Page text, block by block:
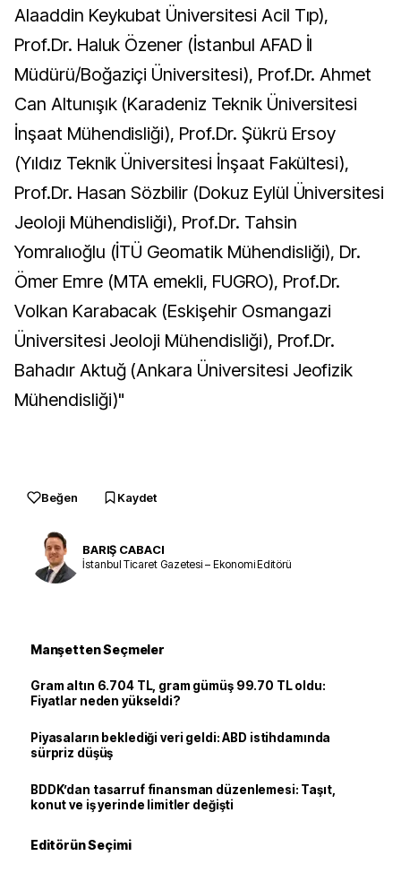
Alaaddin Keykubat Üniversitesi Acil Tıp),
Prof.Dr. Haluk Özener (İstanbul AFAD İl
Müdürü/Boğaziçi Üniversitesi), Prof.Dr. Ahmet
Can Altunışık (Karadeniz Teknik Üniversitesi
İnşaat Mühendisliği), Prof.Dr. Şükrü Ersoy
(Yıldız Teknik Üniversitesi İnşaat Fakültesi),
Prof.Dr. Hasan Sözbilir (Dokuz Eylül Üniversitesi
Jeoloji Mühendisliği), Prof.Dr. Tahsin
Yomralıoğlu (İTÜ Geomatik Mühendisliği), Dr.
Ömer Emre (MTA emekli, FUGRO), Prof.Dr.
Volkan Karabacak (Eskişehir Osmangazi
Üniversitesi Jeoloji Mühendisliği), Prof.Dr.
Bahadır Aktuğ (Ankara Üniversitesi Jeofizik
Mühendisliği)"
Beğen Kaydet
BARIŞ CABACI
İstanbul Ticaret Gazetesi – Ekonomi Editörü
Manşetten Seçmeler
Gram altın 6.704 TL, gram gümüş 99.70 TL oldu:
Fiyatlar neden yükseldi?
Piyasaların beklediği veri geldi: ABD istihdamında
sürpriz düşüş
BDDK’dan tasarruf finansman düzenlemesi: Taşıt,
konut ve iş yerinde limitler değişti
Editörün Seçimi